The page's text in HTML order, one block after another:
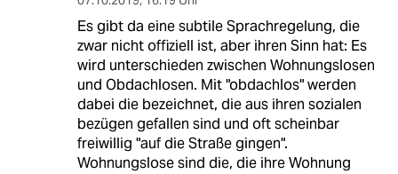
Es gibt da eine subtile Sprachregelung, die
zwar nicht offiziell ist, aber ihren Sinn hat: Es
wird unterschieden zwischen Wohnungslosen
und Obdachlosen. Mit "obdachlos" werden
dabei die bezeichnet, die aus ihren sozialen
bezügen gefallen sind und oft scheinbar
freiwillig "auf die Straße gingen".
Wohnungslose sind die, die ihre Wohnung